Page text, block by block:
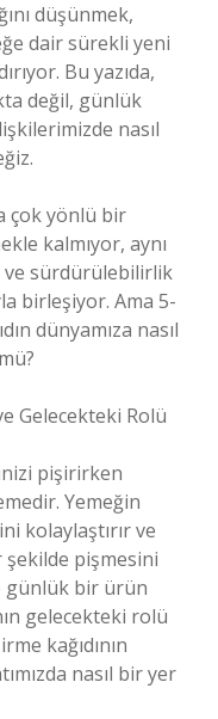
düşünmek,
dair sürekli yeni
Bu yazıda,
değil, günlük
nasıl
çok yönlü bir
kalmıyor, aynı
ve sürdürülebilirlik
birleşiyor. Ama 5-
dünyamıza nasıl
Gelecekteki Rolü
pişirirken
Yemeğin
kolaylaştırır ve
şekilde pişmesini
günlük bir ürün
gelecekteki rolü
kağıdının
nasıl bir yer